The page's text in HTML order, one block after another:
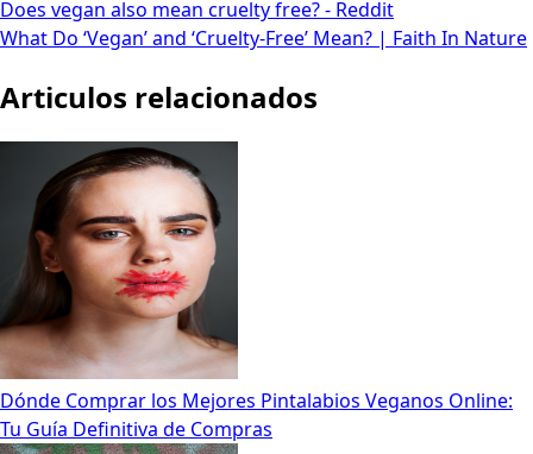
Does vegan also mean cruelty free? - Reddit
What Do ‘Vegan’ and ‘Cruelty-Free’ Mean? | Faith In Nature
Articulos relacionados
Dónde Comprar los Mejores Pintalabios Veganos Online:
Tu Guía Definitiva de Compras